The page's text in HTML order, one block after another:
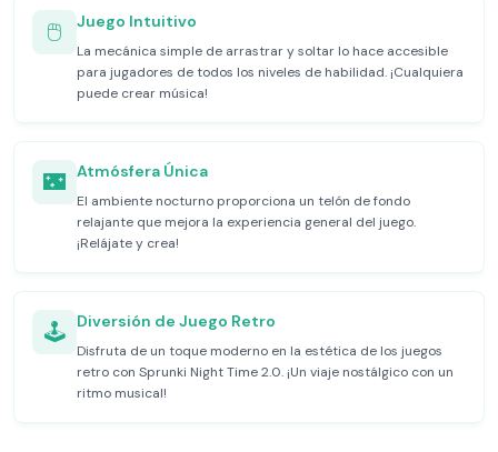
🖱️ Juego Intuitivo
La mecánica simple de arrastrar y soltar lo hace accesible
para jugadores de todos los niveles de habilidad. ¡Cualquiera
puede crear música!
🌃 Atmósfera Única
El ambiente nocturno proporciona un telón de fondo
relajante que mejora la experiencia general del juego.
¡Relájate y crea!
🕹️ Diversión de Juego Retro
Disfruta de un toque moderno en la estética de los juegos
retro con Sprunki Night Time 2.0. ¡Un viaje nostálgico con un
ritmo musical!